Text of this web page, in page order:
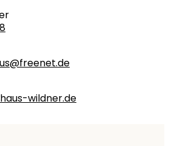
wildner.de